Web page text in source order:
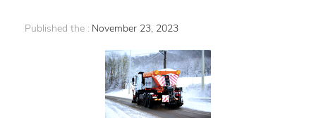
Published the : November 23, 2023